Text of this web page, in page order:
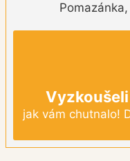
jak vám chutnalo!